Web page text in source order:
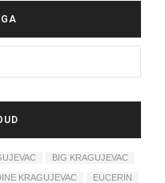
BIG KRAGUJEVAC
KRAGUJEVAC EUCERIN